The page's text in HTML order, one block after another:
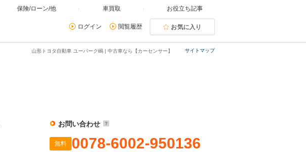
保険/ローン/他 車買取 お役立ち記事
ログイン 閲覧履歴 お気に入り
サイトマップ
山形トヨタ自動車 ユーパーク嶋 | 中古車なら【カーセンサー】
お問い合わせ
無料 0078-6002-950136